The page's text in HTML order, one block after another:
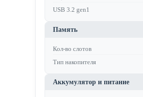
USB 3.2 gen1
Память
Кол-во слотов
Тип накопителя
Аккумулятор и питание